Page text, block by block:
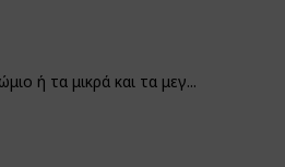
ή τα μικρά και τα μεγ...